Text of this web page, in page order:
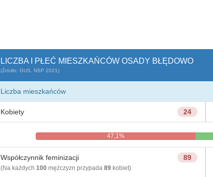
LICZBA I PŁEĆ MIESZKAŃCÓW OSADY BŁĘDOWO
(Źródło: GUS, NSP 2021)
Liczba mieszkańców
24
Kobiety
47,1%
89
Współczynnik feminizacji
(Na każdych 100mężczyzn przypada 89kobiet)